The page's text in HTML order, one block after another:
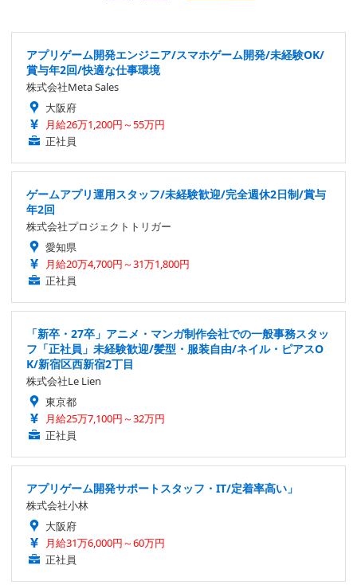
アプリゲーム開発エンジニア/スマホゲーム開発/未経験OK/
賞与年2回/快適な仕事環境
株式会社Meta Sales
大阪府
月給26万1,200円～55万円
正社員
ゲームアプリ運用スタッフ/未経験歓迎/完全週休2日制/賞与
年2回
株式会社プロジェクトトリガー
愛知県
月給20万4,700円～31万1,800円
正社員
「新卒・27卒」アニメ・マンガ制作会社での一般事務スタッ
フ「正社員」未経験歓迎/髪型・服装自由/ネイル・ピアスO
K/新宿区西新宿2丁目
株式会社Le Lien
東京都
月給25万7,100円～32万円
正社員
アプリゲーム開発サポートスタッフ・IT/定着率高い」
株式会社小林
大阪府
月給31万6,000円～60万円
正社員